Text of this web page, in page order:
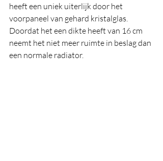
heeft een uniek uiterlijk door het
voorpaneel van gehard kristalglas.
Doordat het een dikte heeft van 16 cm
neemt het niet meer ruimte in beslag dan
een normale radiator.